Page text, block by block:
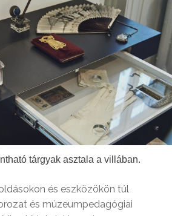
tárgyak asztala a villában.
és eszközökön túl
és múzeumpedagógiai